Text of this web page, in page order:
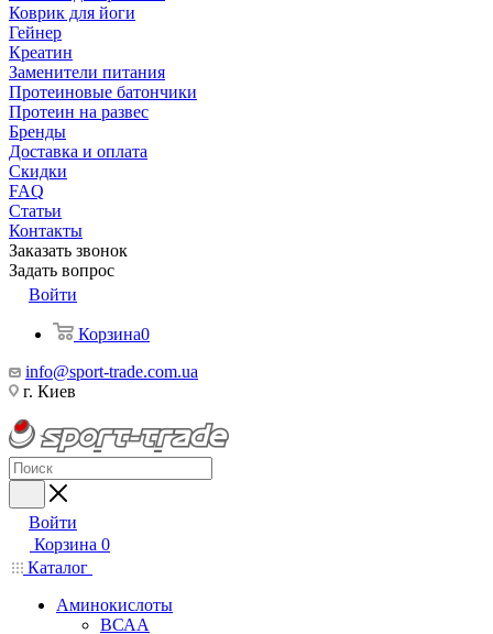
Коврик для йоги
Гейнер
Креатин
Заменители питания
Протеиновые батончики
Протеин на развес
Бренды
Доставка и оплата
Скидки
FAQ
Статьи
Контакты
Заказать звонок
Задать вопрос
Войти
Корзина0
info@sport-trade.com.ua
г. Киев
Войти
Корзина 0
Каталог
Аминокислоты
ВСАА